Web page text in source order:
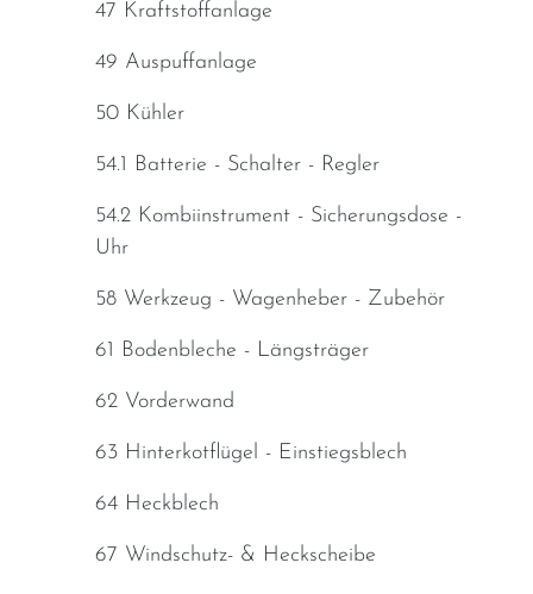
47 Kraftstoffanlage
49 Auspuffanlage
50 Kühler
54.1 Batterie - Schalter - Regler
54.2 Kombiinstrument - Sicherungsdose -
Uhr
58 Werkzeug - Wagenheber - Zubehör
61 Bodenbleche - Längsträger
62 Vorderwand
63 Hinterkotflügel - Einstiegsblech
64 Heckblech
67 Windschutz- & Heckscheibe